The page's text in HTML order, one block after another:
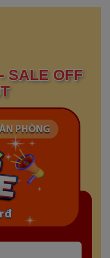
SALE OFF